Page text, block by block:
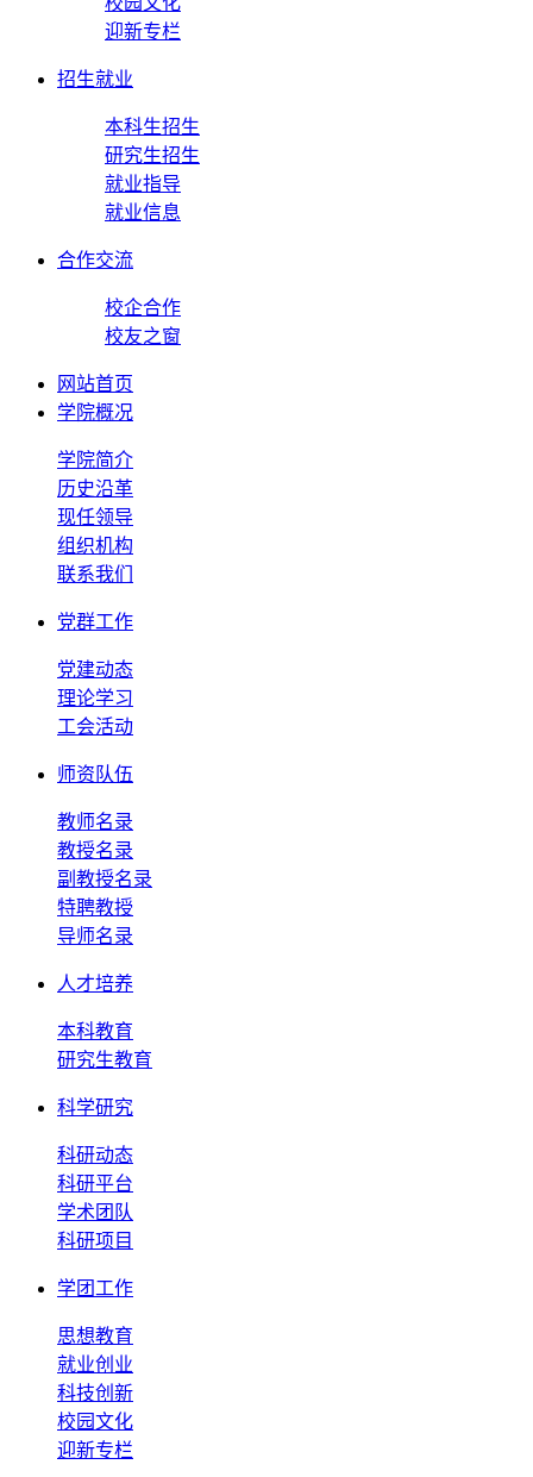
迎新专栏
招生就业
本科生招生
研究生招生
就业指导
就业信息
合作交流
校企合作
校友之窗
网站首页
学院概况
学院简介
历史沿革
现任领导
组织机构
联系我们
党群工作
党建动态
理论学习
工会活动
师资队伍
教师名录
教授名录
副教授名录
特聘教授
导师名录
人才培养
本科教育
研究生教育
科学研究
科研动态
科研平台
学术团队
科研项目
学团工作
思想教育
就业创业
科技创新
校园文化
迎新专栏